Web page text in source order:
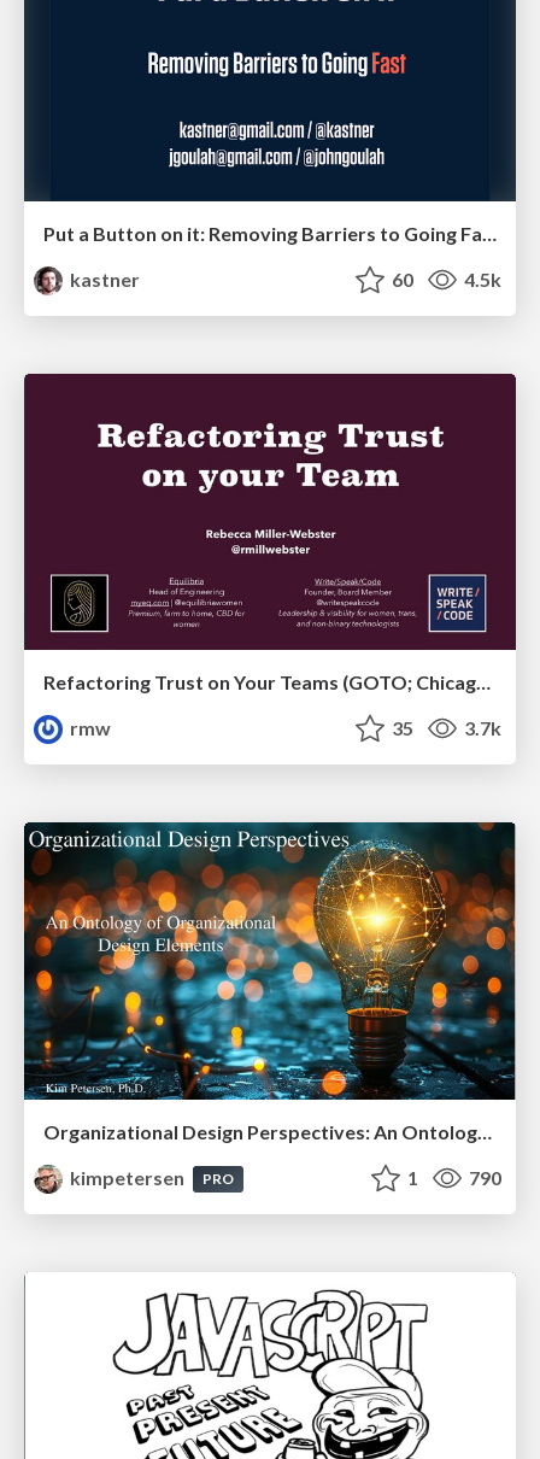
Put a Button on it: Removing Barriers to Going Fast.
kastner
60 4.5k
Refactoring Trust on Your Teams (GOTO; Chicago 2020)
rmw
35 3.7k
Organizational Design Perspectives: An Ontology of Organizational Design Elements
kimpetersen
PRO 1 790